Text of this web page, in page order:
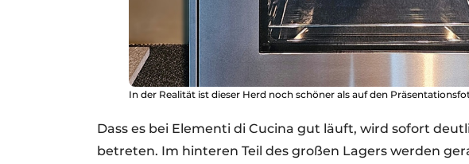
In der Realität ist dieser Herd noch schöner als auf den
Dass es bei Elementi di Cucina gut läuft, wird sofort
betreten. Im hinteren Teil des großen Lagers werden